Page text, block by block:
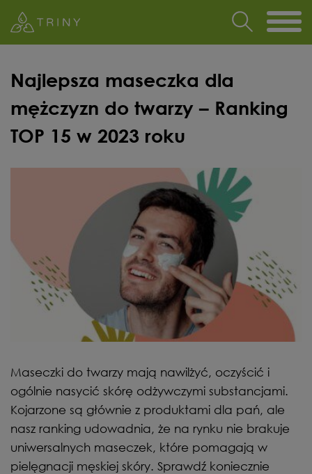
Najlepsza maseczka dla
mężczyzn do twarzy – Ranking
TOP 15 w 2023 roku
Maseczki do twarzy mają nawilżyć, oczyścić i
ogólnie nasycić skórę odżywczymi substancjami.
Kojarzone są głównie z produktami dla pań, ale
nasz ranking udowadnia, że na rynku nie brakuje
uniwersalnych maseczek, które pomagają w
pielęgnacji męskiej skóry. Sprawdź koniecznie